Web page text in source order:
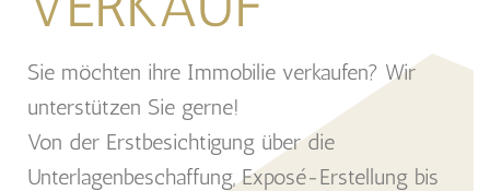
Sie möchten ihre Immobilie verkaufen? Wir
unterstützen Sie gerne!
Von der Erstbesichtigung über die
Unterlagenbeschaffung, Exposé-Erstellung bis